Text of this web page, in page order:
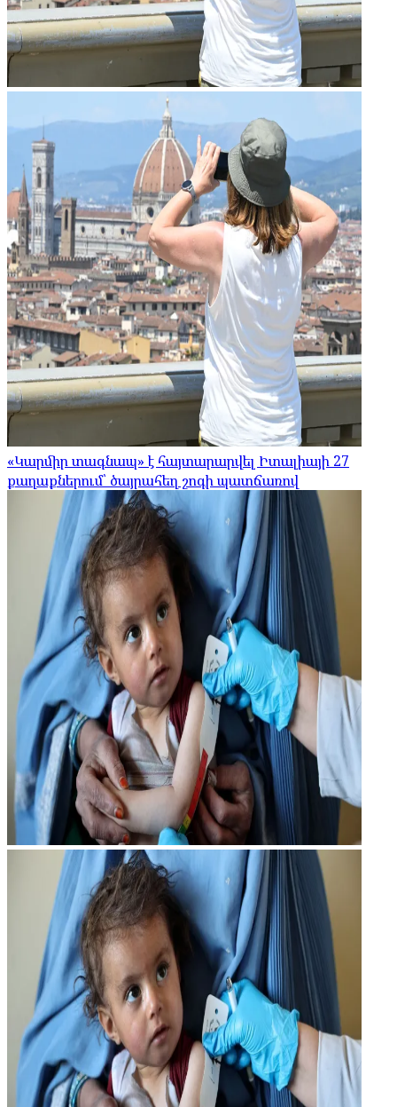
«Կարմիր տագնապ» է հայտարարվել Իտալիայի 27
քաղաքներում՝ ծայրահեղ շոգի պատճառով